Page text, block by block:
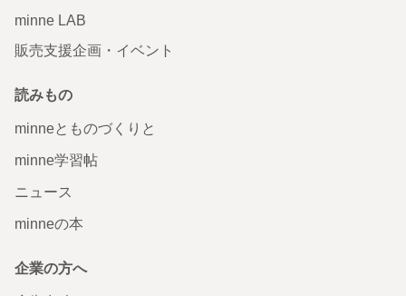
minne LAB
販売支援企画・イベント
読みもの
minneとものづくりと
minne学習帖
ニュース
minneの本
企業の方へ